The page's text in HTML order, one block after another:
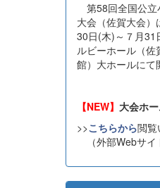
第58回全国公立
大会（佐賀大会）
30日(木)～７月31
ルビーホール（佐
館）大ホールにて
【NEW】 大会ホ
>>こちらから閲覧
（外部Webサイ